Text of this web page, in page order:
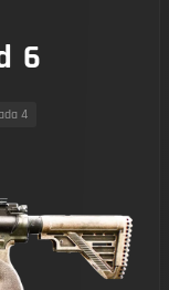
6
4